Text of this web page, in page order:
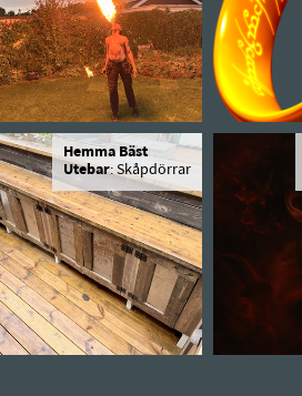
Hemma Bäst
Utebar: Skåpdörrar